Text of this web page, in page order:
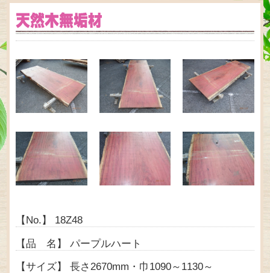
【No.】 18Z48
【品 名】 パープルハート
【サイズ】 長さ2670mm・巾1090～1130～